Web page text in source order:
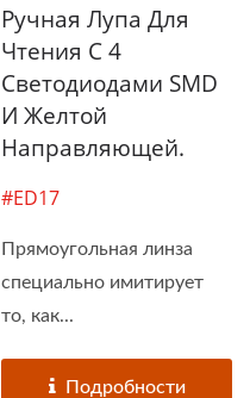
Ручная Лупа Для
Чтения С 4
Светодиодами SMD
И Желтой
Направляющей.
#ED17
Прямоугольная линза
специально имитирует
то, как...
Подробности